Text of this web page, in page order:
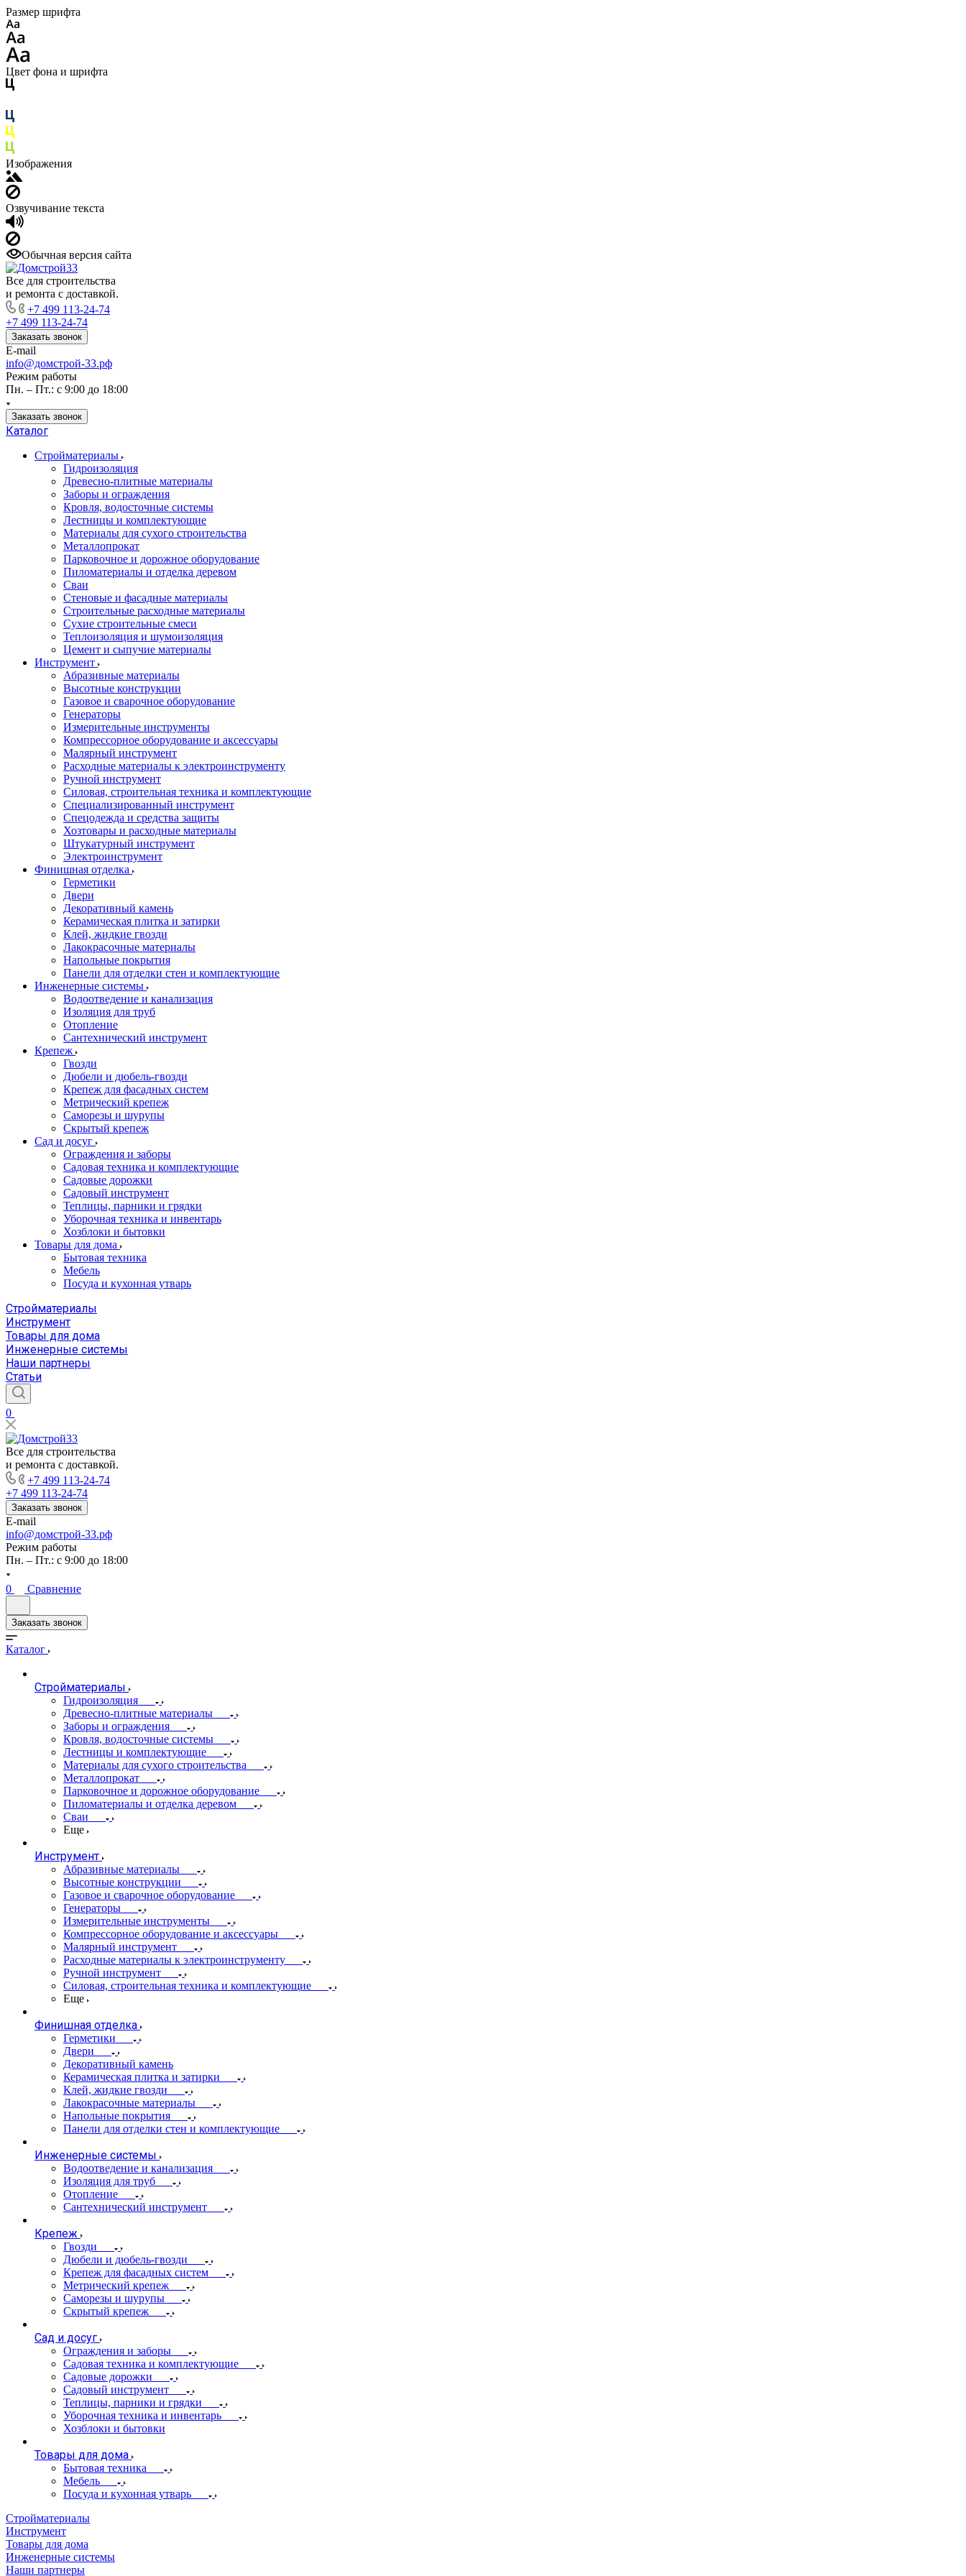
Размер шрифта
Цвет фона и шрифта
Изображения
Озвучивание текста
Обычная версия сайта
Все для строительства
и ремонта с доставкой.
+7 499 113-24-74
+7 499 113-24-74
Заказать звонок
E-mail
info@домстрой-33.рф
Режим работы
Пн. – Пт.: с 9:00 до 18:00
Заказать звонок
Каталог
Стройматериалы
Гидроизоляция
Древесно-плитные материалы
Заборы и ограждения
Кровля, водосточные системы
Лестницы и комплектующие
Материалы для сухого строительства
Металлопрокат
Парковочное и дорожное оборудование
Пиломатериалы и отделка деревом
Сваи
Стеновые и фасадные материалы
Строительные расходные материалы
Сухие строительные смеси
Теплоизоляция и шумоизоляция
Цемент и сыпучие материалы
Инструмент
Абразивные материалы
Высотные конструкции
Газовое и сварочное оборудование
Генераторы
Измерительные инструменты
Компрессорное оборудование и аксессуары
Малярный инструмент
Расходные материалы к электроинструменту
Ручной инструмент
Силовая, строительная техника и комплектующие
Специализированный инструмент
Спецодежда и средства защиты
Хозтовары и расходные материалы
Штукатурный инструмент
Электроинструмент
Финишная отделка
Герметики
Двери
Декоративный камень
Керамическая плитка и затирки
Клей, жидкие гвозди
Лакокрасочные материалы
Напольные покрытия
Панели для отделки стен и комплектующие
Инженерные системы
Водоотведение и канализация
Изоляция для труб
Отопление
Сантехнический инструмент
Крепеж
Гвозди
Дюбели и дюбель-гвозди
Крепеж для фасадных систем
Метрический крепеж
Саморезы и шурупы
Скрытый крепеж
Сад и досуг
Ограждения и заборы
Садовая техника и комплектующие
Садовые дорожки
Садовый инструмент
Теплицы, парники и грядки
Уборочная техника и инвентарь
Хозблоки и бытовки
Товары для дома
Бытовая техника
Мебель
Посуда и кухонная утварь
Стройматериалы
Инструмент
Товары для дома
Инженерные системы
Наши партнеры
Статьи
0
Все для строительства
и ремонта с доставкой.
+7 499 113-24-74
+7 499 113-24-74
Заказать звонок
E-mail
info@домстрой-33.рф
Режим работы
Пн. – Пт.: с 9:00 до 18:00
0 Сравнение
Заказать звонок
Каталог
Стройматериалы
Гидроизоляция
Древесно-плитные материалы
Заборы и ограждения
Кровля, водосточные системы
Лестницы и комплектующие
Материалы для сухого строительства
Металлопрокат
Парковочное и дорожное оборудование
Пиломатериалы и отделка деревом
Сваи
Еще
Инструмент
Абразивные материалы
Высотные конструкции
Газовое и сварочное оборудование
Генераторы
Измерительные инструменты
Компрессорное оборудование и аксессуары
Малярный инструмент
Расходные материалы к электроинструменту
Ручной инструмент
Силовая, строительная техника и комплектующие
Еще
Финишная отделка
Герметики
Двери
Декоративный камень
Керамическая плитка и затирки
Клей, жидкие гвозди
Лакокрасочные материалы
Напольные покрытия
Панели для отделки стен и комплектующие
Инженерные системы
Водоотведение и канализация
Изоляция для труб
Отопление
Сантехнический инструмент
Крепеж
Гвозди
Дюбели и дюбель-гвозди
Крепеж для фасадных систем
Метрический крепеж
Саморезы и шурупы
Скрытый крепеж
Сад и досуг
Ограждения и заборы
Садовая техника и комплектующие
Садовые дорожки
Садовый инструмент
Теплицы, парники и грядки
Уборочная техника и инвентарь
Хозблоки и бытовки
Товары для дома
Бытовая техника
Мебель
Посуда и кухонная утварь
Стройматериалы
Инструмент
Товары для дома
Инженерные системы
Наши партнеры